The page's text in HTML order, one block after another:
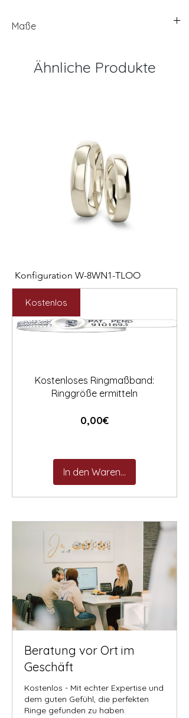
Maße
Ähnliche Produkte
Konfiguration W-8WN1-TLOO
Preis
2.547,00 €
Preis
Kostenlos
Kostenloses Ringmaßband:
Ringgröße ermitteln
0,00€Preis
In den Warenkorb
Beratung vor Ort im
Geschäft
Kostenlos - Mit echter Expertise und
dem guten Gefühl, die perfekten
Ringe gefunden zu haben.